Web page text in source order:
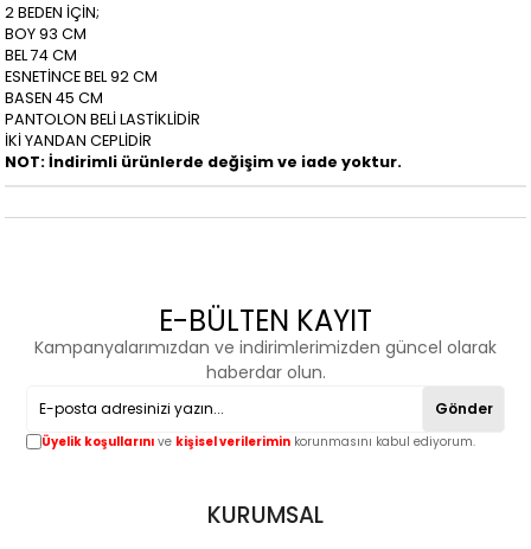
2 BEDEN İÇİN;
BOY 93 CM
BEL 74 CM
ESNETİNCE BEL 92 CM
BASEN 45 CM
PANTOLON BELİ LASTİKLİDİR
İKİ YANDAN CEPLİDİR
NOT: İndirimli ürünlerde değişim ve iade yoktur.
E-BÜLTEN KAYIT
Kampanyalarımızdan ve indirimlerimizden güncel olarak
haberdar olun.
Gönder
Üyelik koşullarını ve kişisel verilerimin korunmasını kabul ediyorum.
KURUMSAL